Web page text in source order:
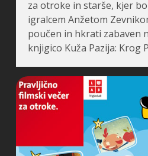
za otroke in starše, kjer
igralcem Anžetom
poučen in hkrati zabaven
knjigico Kuža Pazija: Krog